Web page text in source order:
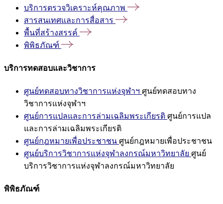
บริการตรวจวิเคราะห์คุณภาพ
สารสนเทศและการสื่อสาร
พื้นที่สร้างสรรค์
พิพิธภัณฑ์
บริการทดสอบและวิชาการ
ศูนย์ทดสอบทางวิชาการแห่งจุฬาฯ ศูนย์ทดสอบทาง
วิชาการแห่งจุฬาฯ
ศูนย์การแปลและการล่ามเฉลิมพระเกียรติ ศูนย์การแปล
และการล่ามเฉลิมพระเกียรติ
ศูนย์กฎหมายเพื่อประชาชน ศูนย์กฎหมายเพื่อประชาชน
ศูนย์บริการวิชาการแห่งจุฬาลงกรณ์มหาวิทยาลัย ศูนย์
บริการวิชาการแห่งจุฬาลงกรณ์มหาวิทยาลัย
พิพิธภัณฑ์